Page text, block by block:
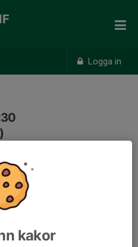
Logga in
IP (E-planen)
kakor